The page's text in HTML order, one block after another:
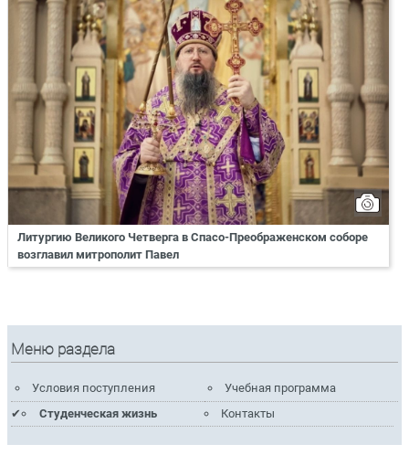
Литургию Великого Четверга в Спасо-Преображенском соборе
возглавил митрополит Павел
Меню раздела
Условия поступления
Учебная программа
Студенческая жизнь
Контакты